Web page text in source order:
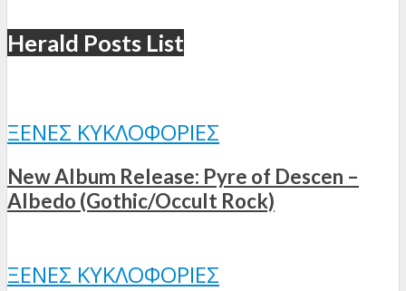
Herald Posts List
ΞΈΝΕΣ ΚΥΚΛΟΦΟΡΊΕΣ
New Album Release: Pyre of Descen –
Albedo (Gothic/Occult Rock)
ΞΈΝΕΣ ΚΥΚΛΟΦΟΡΊΕΣ